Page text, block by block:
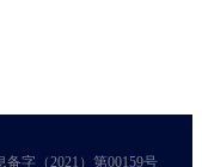
字（2021）第00159号